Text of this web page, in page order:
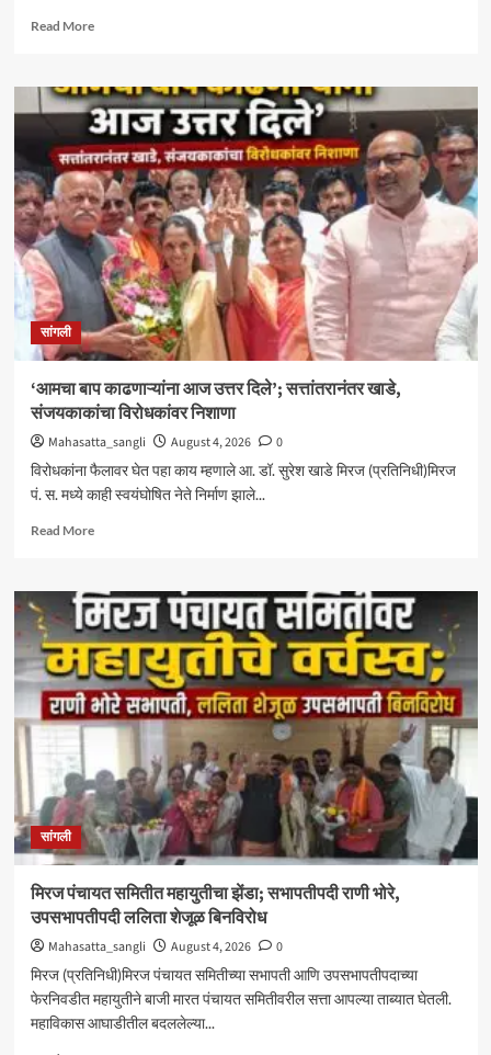
Read MoreRead
मिरजेतील
आयडियल
स्मार्ट
स्कूलमध्ये
दहावीच्या
विद्यार्थी
मंत्रिमंडळाचा
पदग्रहण
सोहळा
सांगली
‘आमचा बाप काढणाऱ्यांना आज उत्तर दिले’; सत्तांतरानंतर खाडे,
संजयकाकांचा विरोधकांवर निशाणा
Mahasatta_sangli August 4, 2026
0
विरोधकांना फैलावर घेत पहा काय म्हणाले आ. डॉ. सुरेश खाडे मिरज (प्रतिनिधी)मिरज
पं. स. मध्ये काही स्वयंघोषित नेते निर्माण झाले...
Read MoreRead
‘आमचा
बाप
काढणाऱ्यांना
आज
उत्तर
दिले’;
सत्तांतरानंतर
संजयकाकांचा
विरोधकांवर
निशाणा
सांगली
मिरज पंचायत समितीत महायुतीचा झेंडा; सभापतीपदी राणी भोरे,
उपसभापतीपदी ललिता शेजूळ बिनविरोध
Mahasatta_sangli August 4, 2026
0
मिरज (प्रतिनिधी)मिरज पंचायत समितीच्या सभापती आणि उपसभापतीपदाच्या
फेरनिवडीत महायुतीने बाजी मारत पंचायत समितीवरील सत्ता आपल्या ताब्यात घेतली.
महाविकास आघाडीतील बदललेल्या...